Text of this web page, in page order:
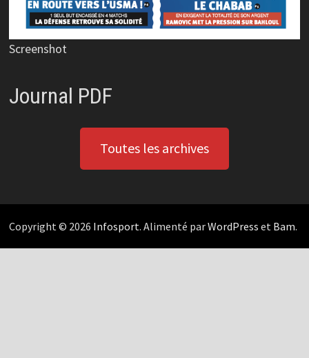
Screenshot
Journal PDF
Toutes les archives
Copyright © 2026 Infosport. Alimenté parWordPress et Bam.